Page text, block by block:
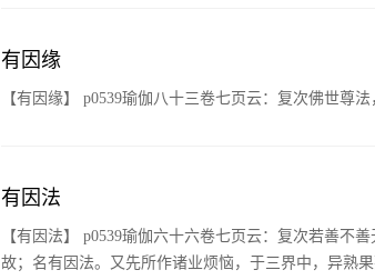
有因缘
【有因缘】 p0539瑜伽八十三卷七页云：复次佛世尊
有因法
【有因法】 p0539瑜伽六十六卷七页云：复次若善不
故；名有因法。又先所作诸业烦恼，于三界中，异熟